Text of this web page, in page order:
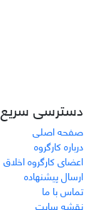
دسترسی سریع
صفحه اصلی
درباره کارگروه
اعضای کارگروه اخلاق
ارسال پیشنهاده
تماس با ما
نقشه سایت